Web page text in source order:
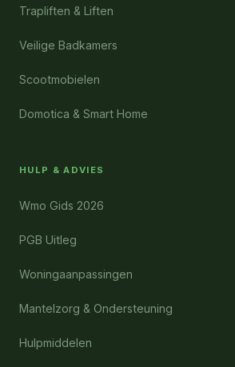
Trapliften & Liften
Veilige Badkamers
Scootmobielen
Domotica & Smart Home
HULP & ADVIES
Wmo Gids 2026
PGB Uitleg
Woningaanpassingen
Mantelzorg & Ondersteuning
Hulpmiddelen